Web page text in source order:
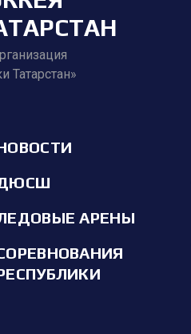
Татарстан»
АРЕНЫ